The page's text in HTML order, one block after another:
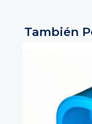
También